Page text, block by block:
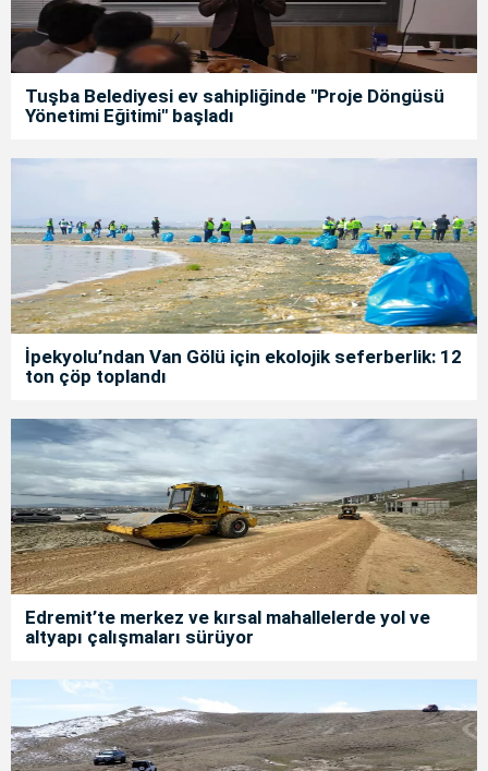
Tuşba Belediyesi ev sahipliğinde "Proje Döngüsü
Yönetimi Eğitimi" başladı
İpekyolu’ndan Van Gölü için ekolojik seferberlik: 12
ton çöp toplandı
Edremit’te merkez ve kırsal mahallelerde yol ve
altyapı çalışmaları sürüyor